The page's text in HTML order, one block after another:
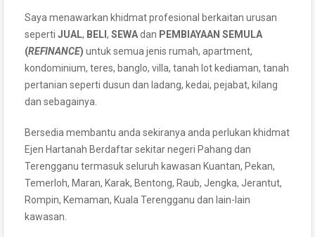
Saya menawarkan khidmat profesional berkaitan urusan
seperti JUAL, BELI , SEWAdan PEMBIAYAAN SEMULA
(REFINANCE) untuk semua jenis rumah, apartment,
kondominium, teres, banglo, villa, tanah lot kediaman, tanah
pertanian seperti dusun dan ladang, kedai, pejabat, kilang
dan sebagainya.
Bersedia membantu anda sekiranya anda perlukan khidmat
Ejen Hartanah Berdaftar sekitar negeri Pahang dan
Terengganu termasuk seluruh kawasan Kuantan, Pekan,
Temerloh, Maran, Karak, Bentong, Raub, Jengka, Jerantut,
Rompin, Kemaman, Kuala Terengganu dan lain-lain
kawasan.